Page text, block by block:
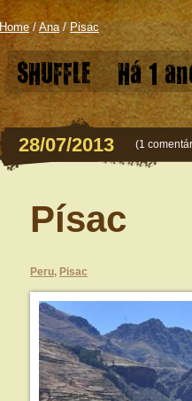
Home/ Ana/ Pisac
SHUFFLE Há 1
28/07/2013 (1
Písac
Peru, Pisac